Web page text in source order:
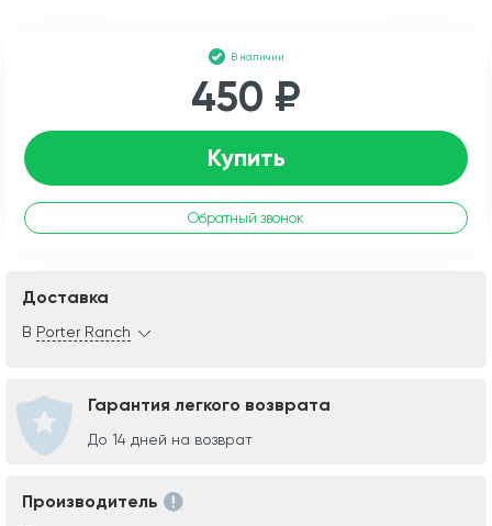
В наличии
450 ₽
Купить
Обратный звонок
Доставка
В Porter Ranch
Гарантия легкого возврата
До 14 дней на возврат
Производитель